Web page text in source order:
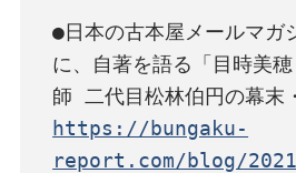
●日本の古本屋メールマガ
に、自著を語る「目時美
https://bungaku-
report.com/blog/